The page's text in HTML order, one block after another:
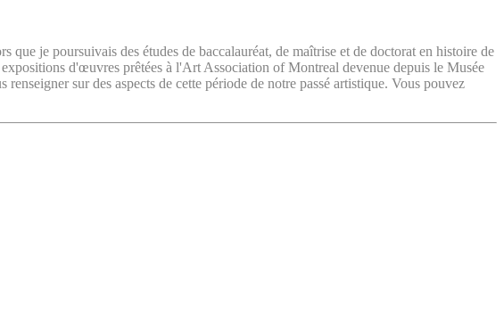
je poursuivais des études de baccalauréat, de maîtrise et de doctorat en histoire de
d'œuvres prêtées à l'Art Association of Montreal devenue depuis le Musée
sur des aspects de cette période de notre passé artistique. Vous pouvez